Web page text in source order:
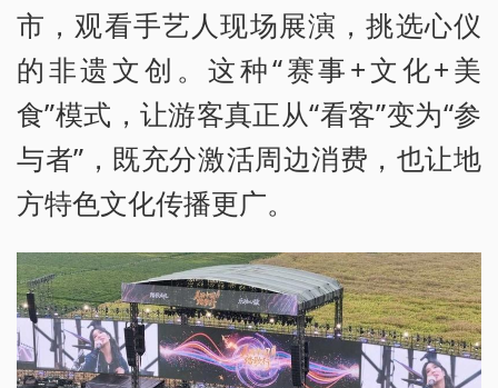
市，观看手艺人现场展演，挑选心仪
的非遗文创。这种“赛事+文化+美
食”模式，让游客真正从“看客”变为“参
与者”，既充分激活周边消费，也让地
方特色文化传播更广。